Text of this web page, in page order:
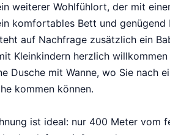
weiterer Wohlfühlort, der mit
komfortables Bett und genügend
auf Nachfrage zusätzlich ein
Kleinkindern herzlich
Dusche mit Wanne, wo Sie nach
kommen können.
ist ideal: nur 400 Meter vom